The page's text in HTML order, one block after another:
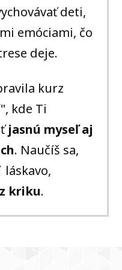
deti,
emóciami, čo
deje.
kurz
kde Ti
jasnú myseľ aj
. Naučíš sa,
kriku.